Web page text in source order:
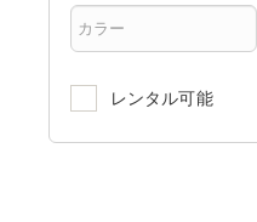
レンタル可能